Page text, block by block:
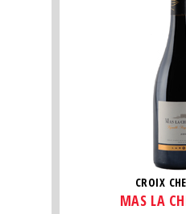
CROIX
MAS LA